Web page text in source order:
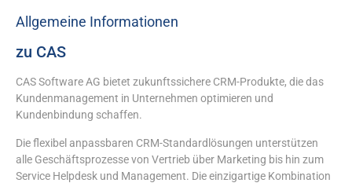
Allgemeine Informationen
zu CAS
CAS Software AG bietet zukunftssichere CRM-Produkte, die das
Kundenmanagement in Unternehmen optimieren und
Kundenbindung schaffen.
Die flexibel anpassbaren CRM-Standardlösungen unterstützen
alle Geschäftsprozesse von Vertrieb über Marketing bis hin zum
Service Helpdesk und Management. Die einzigartige Kombination